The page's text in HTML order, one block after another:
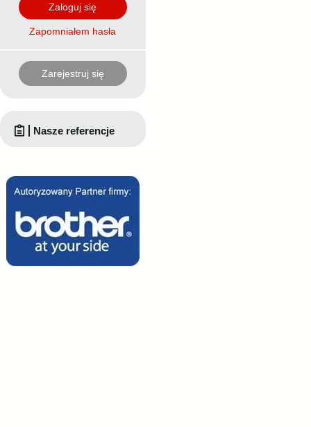
Zaloguj się
Zapomniałem hasła
Zarejestruj się
Nasze referencje